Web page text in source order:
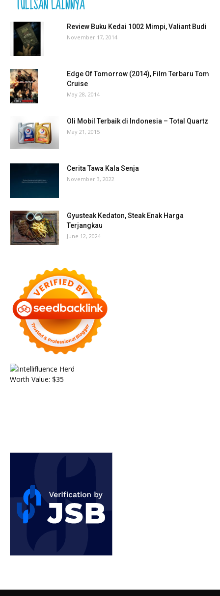
TULISAN LAINNYA
Review Buku Kedai 1002 Mimpi, Valiant Budi
November 17, 2014
Edge Of Tomorrow (2014), Film Terbaru Tom
Cruise
May 28, 2014
Oli Mobil Terbaik di Indonesia – Total Quartz
May 21, 2015
Cerita Tawa Kala Senja
November 3, 2022
Gyusteak Kedaton, Steak Enak Harga
Terjangkau
June 12, 2024